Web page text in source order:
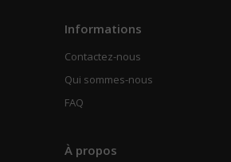
Informations
Contactez-nous
Qui sommes-nous
FAQ
À propos